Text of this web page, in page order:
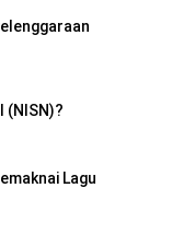
(NISN)?
Lagu